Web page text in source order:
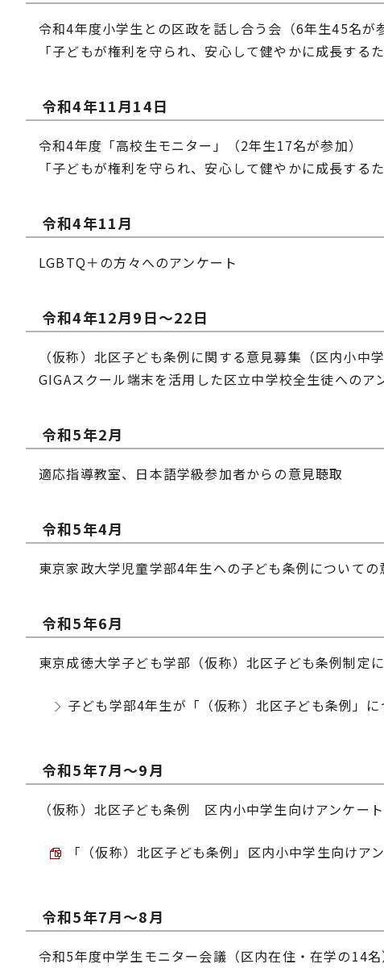
令和4年度小学生との区政を話し合う会（6年生45名が
「子どもが権利を守られ、安心して健やかに成長す
令和4年11月14日
令和4年度「高校生モニター」（2年生17名が参加）
「子どもが権利を守られ、安心して健やかに成長す
令和4年11月
LGBTQ＋の方々へのアンケート
令和4年12月9日～22日
（仮称）北区子ども条例に関する意見募集（区内小中学
GIGAスクール端末を活用した区立中学校全生徒へのア
令和5年2月
適応指導教室、日本語学級参加者からの意見聴取
令和5年4月
東京家政大学児童学部4年生への子ども条例についての
令和5年6月
東京成徳大学子ども学部（仮称）北区子ども条例制定
子ども学部4年生が「（仮称）北区子ども条例」
令和5年7月～9月
（仮称）北区子ども条例 区内小中学生向けアンケート
「（仮称）北区子ども条例」区内小中学生向けア
令和5年7月～8月
令和5年度中学生モニター会議（区内在住・在学の14名